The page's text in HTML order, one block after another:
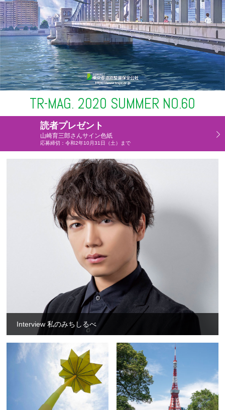
TR-MAG. 2020 SUMMER NO.60
読者プレゼント
山崎育三郎さんサイン色紙
応募締切：令和2年10月31日（土）まで
Interview 私のみちしるべ